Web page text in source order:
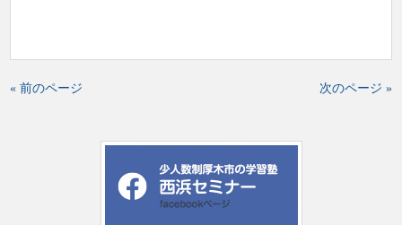
« 前のページ 次のページ »